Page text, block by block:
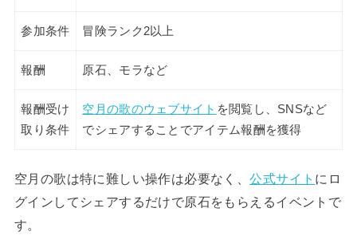
参加条件 冒険ランク2以上
報酬 原石、モラなど
報酬受け
取り条件
空月の歌のウェブサイト を閲覧し、SNSなど
でシェアすることでアイテム報酬を獲得
空月の歌は特に難しい操作は必要なく、公式サイト にロ
グインしてシェアするだけで原石をもらえるイベントで
す。